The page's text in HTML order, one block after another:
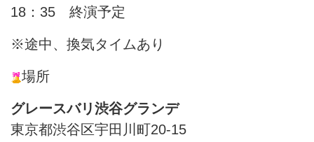
18：35 終演予定
※途中、換気タイムあり
場所
グレースバリ渋谷グランデ
東京都渋谷区宇田川町20-15